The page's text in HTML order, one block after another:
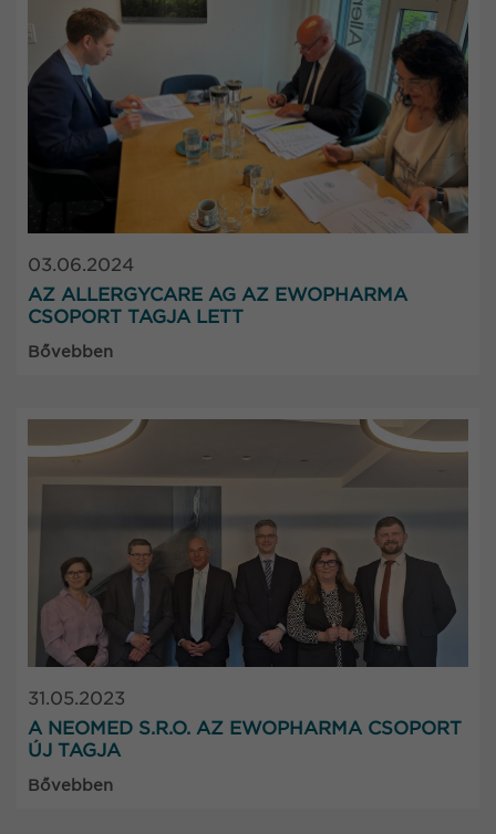
03.06.2024
AZ ALLERGYCARE AG AZ EWOPHARMA
CSOPORT TAGJA LETT
Bővebben
31.05.2023
A NEOMED S.R.O. AZ EWOPHARMA CSOPORT
ÚJ TAGJA
Bővebben